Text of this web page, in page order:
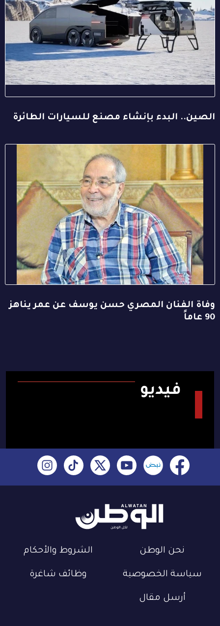
الصين.. البدء بإنشاء مصنع للسيارات الطائرة
وفاة الفنان المصري حسن يوسف عن عمر يناهز
90 عاماً
فيديو
نحن الوطن الشروط والأحكام
سياسة الخصوصية وظائف شاغرة
أرسل مقال